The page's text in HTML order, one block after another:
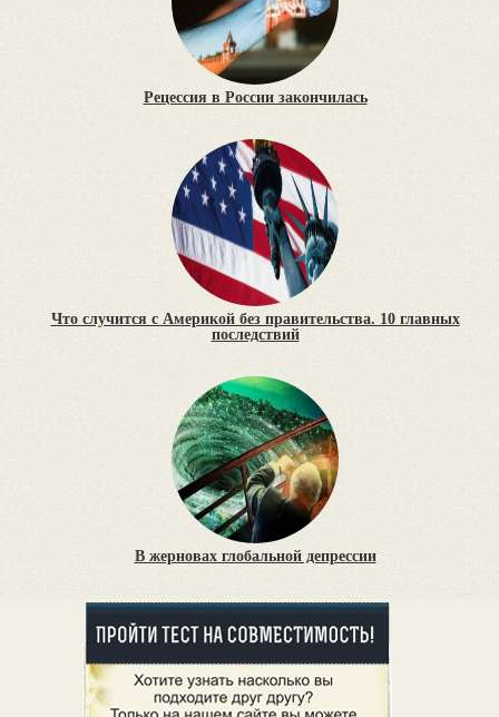
Рецессия в России закончилась
Что случится с Америкой без правительства. 10 главных
последствий
В жерновах глобальной депрессии